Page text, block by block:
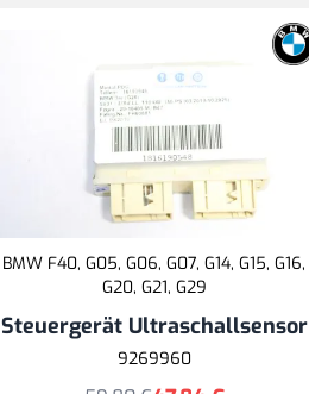
BMW F40, G05, G06, G07, G14, G15, G16,
G20, G21, G29
Steuergerät Ultraschallsensor
9269960